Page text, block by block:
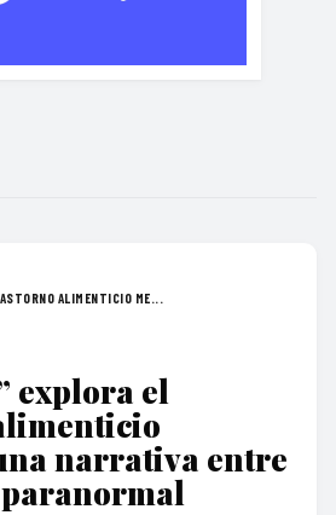
ALIMENTICIO ME...
explora el
narrativa entre